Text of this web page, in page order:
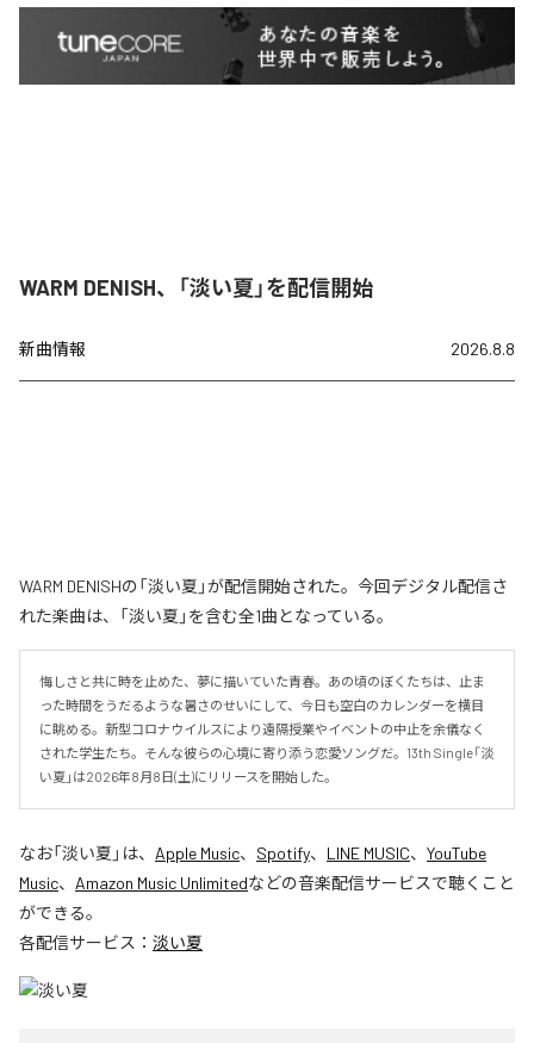
WARM DENISH、「淡い夏」を配信開始
新曲情報 2026.8.8
WARM DENISHの「淡い夏」が配信開始された。今回デジタル配信さ
れた楽曲は、「淡い夏」を含む全1曲となっている。
悔しさと共に時を止めた、夢に描いていた青春。あの頃のぼくたちは、止ま
った時間をうだるような暑さのせいにして、今日も空白のカレンダーを横目
に眺める。新型コロナウイルスにより遠隔授業やイベントの中止を余儀なく
された学生たち。そんな彼らの心境に寄り添う恋愛ソングだ。13th Single「淡
い夏」は2026年8月8日(土)にリリースを開始した。
なお「淡い夏 」は、 Apple Music、 Spotify、 LINE MUSIC、 YouTube
Music、 Amazon Music Unlimitedなどの音楽配信サービスで聴くこと
ができる。
各配信サービス： 淡い夏